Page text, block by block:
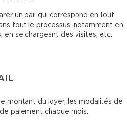
un bail qui correspond en tout
tout le processus, notamment en
se chargeant des visites, etc.
montant du loyer, les modalités de
paiement chaque mois.